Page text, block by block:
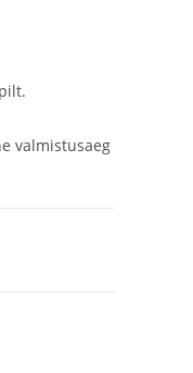
valmistusaeg